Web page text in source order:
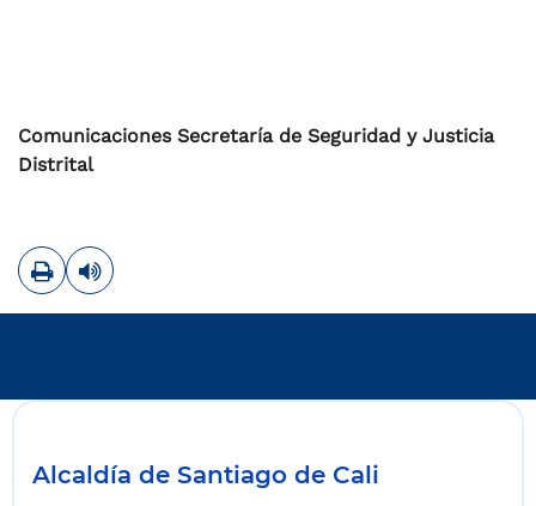
Comunicaciones Secretaría de Seguridad y Justicia
Distrital
ImprimirLeer contenido
Alcaldía de Santiago de Cali